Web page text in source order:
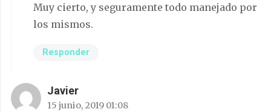
Muy cierto, y seguramente todo manejado por
los mismos.
Responder
Javier
15 junio, 2019 01:08